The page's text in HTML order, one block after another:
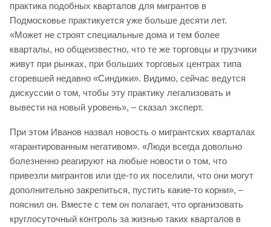
практика подобных кварталов для мигрантов в
Подмосковье практикуется уже больше десяти лет.
«Может не строят специальные дома и тем более
кварталы, но общеизвестно, что те же торговцы и грузчики
живут при рынках, при больших торговых центрах типа
сгоревшей недавно «Синдики». Видимо, сейчас ведутся
дискуссии о том, чтобы эту практику легализовать и
вывести на новый уровень», – сказал эксперт.
При этом Иванов назвал новость о мигрантских кварталах
«гарантированным негативом». «Люди всегда довольно
болезненно реагируют на любые новости о том, что
привезли мигрантов или где-то их поселили, что они могут
дополнительно закрепиться, пустить какие-то корни», –
пояснил он. Вместе с тем он полагает, что организовать
круглосуточный контроль за жизнью таких кварталов в